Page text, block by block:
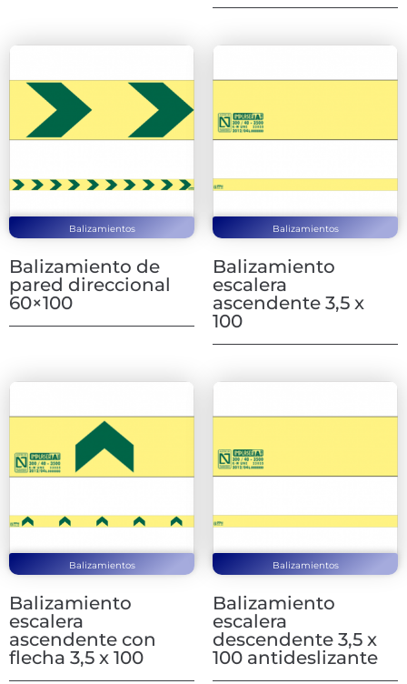
Balizamientos
Balizamiento de
pared direccional
60×100
Balizamientos
Balizamiento
escalera
ascendente 3,5 x
100
Balizamientos
Balizamiento
escalera
ascendente con
flecha 3,5 x 100
Balizamientos
Balizamiento
escalera
descendente 3,5 x
100 antideslizante